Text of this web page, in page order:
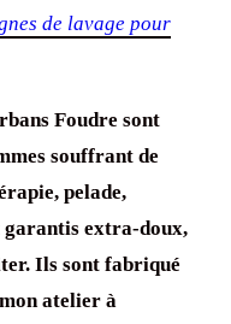
de lavage pour
Foudre sont
souffrant de
pelade,
garantis extra-doux,
Ils sont fabriqué
atelier à